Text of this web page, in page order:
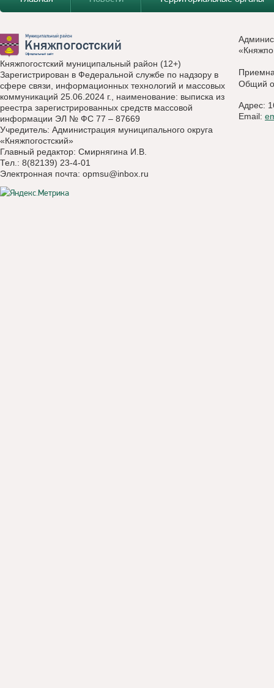
Княжпогостский муниципальный район (12+)
Зарегистрирован в Федеральной службе по надзору в
сфере связи, информационных технологий и массовых
коммуникаций 25.06.2024 г., наименование: выписка из
реестра зарегистрированных средств массовой
информации ЭЛ № ФС 77 – 87669
Учредитель: Администрация муниципального округа
«Княжпогостский»
Главный редактор: Смирнягина И.В.
Тел.: 8(82139) 23-4-01
Электронная почта: opmsu@inbox.ru
Общий
Адрес:
Email: